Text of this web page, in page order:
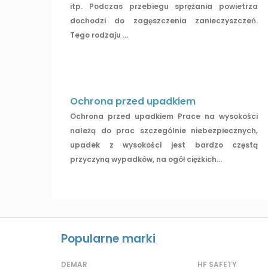
itp. Podczas przebiegu sprężania powietrza
dochodzi do zagęszczenia zanieczyszczeń.
Tego rodzaju ...
Ochrona przed upadkiem
Ochrona przed upadkiem Prace na wysokości
należą do prac szczególnie niebezpiecznych,
upadek z wysokości jest bardzo częstą
przyczyną wypadków, na ogół ciężkich...
Popularne marki
DEMAR HF SAFETY